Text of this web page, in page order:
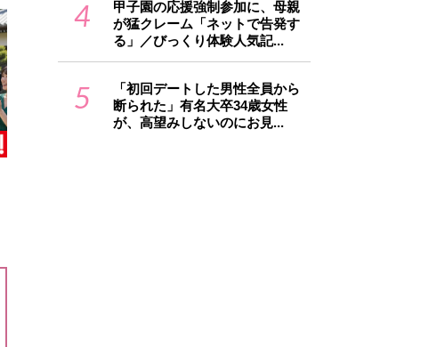
4
甲子園の応援強制参加に、母親
が猛クレーム「ネットで告発す
る」／びっくり体験人気記...
5
「初回デートした男性全員から
断られた」有名大卒34歳女性
が、高望みしないのにお見...